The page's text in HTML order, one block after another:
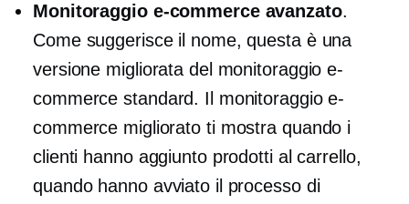
Monitoraggio e-commerce avanzato.
Come suggerisce il nome, questa è una
versione migliorata del monitoraggio e-
commerce standard. Il monitoraggio e-
commerce migliorato ti mostra quando i
clienti hanno aggiunto prodotti al carrello,
quando hanno avviato il processo di